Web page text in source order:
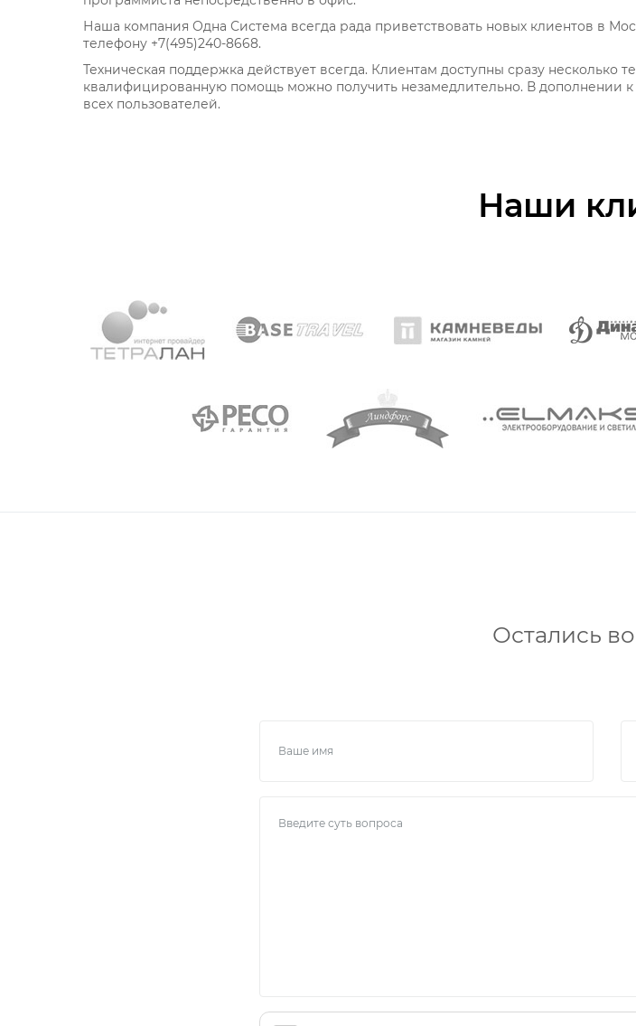
Наша компания Одна Система всегда рада приветствовать новых клиентов в
телефону +7(495)240-8668.
Техническая поддержка действует всегда. Клиентам доступны сразу
квалифицированную помощь можно получить незамедлительно. В дополнении
всех пользователей.
Наши
Остались